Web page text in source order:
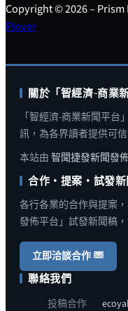
Copyright © 2026 – Prism
Plover
關於「智經濟-商業
「智經濟-商業新聞平
訊，為各界讀者提供可
本站由 智聞捷發新聞發
合作・提案・試發
各行各業的合作與提案
發佈平台」試發新聞稿
立即洽談合作
聯絡我們
投稿合作